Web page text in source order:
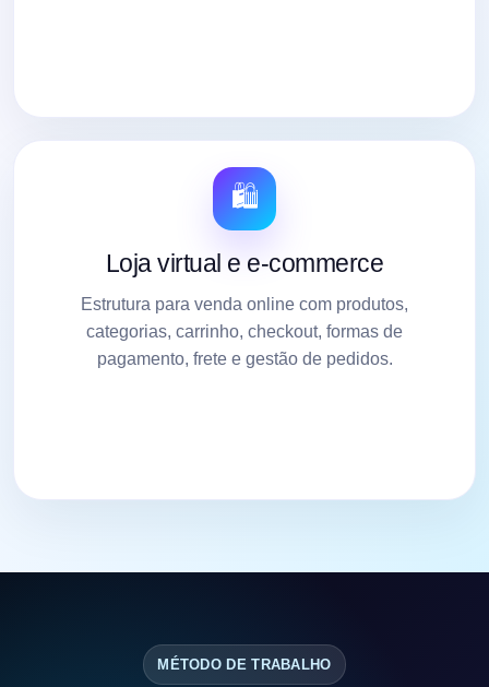
🛍️
Loja virtual e e-commerce
Estrutura para venda online com produtos,
categorias, carrinho, checkout, formas de
pagamento, frete e gestão de pedidos.
MÉTODO DE TRABALHO